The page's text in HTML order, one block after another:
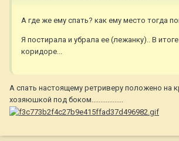
А где же ему спать? как ему место тогда
Я постирала и убрала ее (лежанку).. В
коридоре...
А спать настоящему ретриверу положено на
хозяюшкой под боком..................